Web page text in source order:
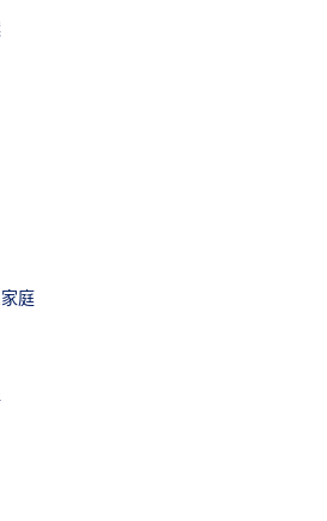
庭